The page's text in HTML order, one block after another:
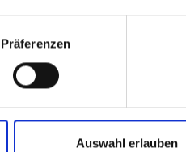
Präferenzen
Auswahl erlauben